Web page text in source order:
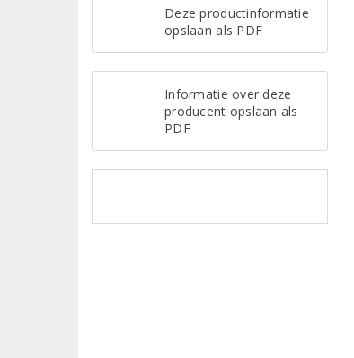
Deze productinformatie
opslaan als PDF
Informatie over deze
producent opslaan als
PDF